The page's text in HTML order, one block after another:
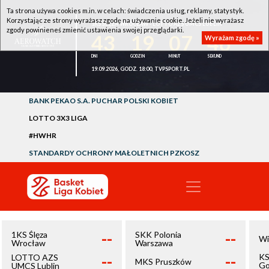
1KS ŚLĘZA WROCŁAW - LOTTO AZS UMCS LUBLIN
46
19.09.2026, GODZ. 18:00, TVPSPORT.PL
BANK PEKAO S.A. PUCHAR POLSKI KOBIET
LOTTO 3X3 LIGA
#HWHR
STANDARDY OCHRONY MAŁOLETNICH PZKOSZ
1KS Ślęza
Wrocław
--
LOTTO AZS
UMCS Lublin
--
SKK Polonia
Warszawa
--
MKS Pruszków --
Ta strona używa cookies m.in. w celach: świadczenia usług, reklamy, statystyk.
Korzystając ze strony wyrażasz zgodę na używanie cookie. Jeżeli nie wyrażasz
zgody powinieneś zmienić ustawienia swojej przeglądarki.
Wyrażam zgodę »